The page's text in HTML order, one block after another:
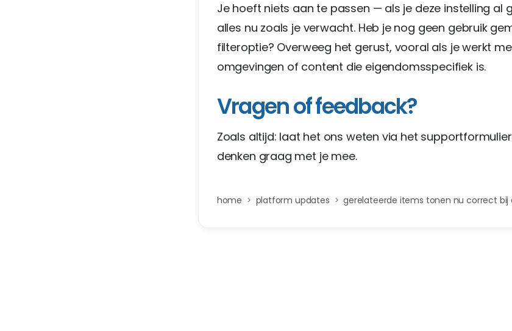
Je hoeft niets aan te passen — als je deze instelling al
alles nu zoals je verwacht. Heb je nog geen gebruik
filteroptie? Overweeg het gerust, vooral als je werkt
omgevingen of content die eigendomsspecifiek is.
Vragen of feedback?
Zoals altijd: laat het ons weten via het supportformulier
denken graag met je mee.
home platform updates gerelateerde items tonen nu correct bij